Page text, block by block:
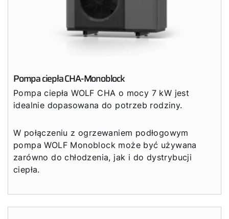
Pompa ciepła CHA-Monoblock
Pompa ciepła WOLF CHA o mocy 7 kW jest
idealnie dopasowana do potrzeb rodziny.
W połączeniu z ogrzewaniem podłogowym
pompa WOLF Monoblock może być używana
zarówno do chłodzenia, jak i do dystrybucji
ciepła.